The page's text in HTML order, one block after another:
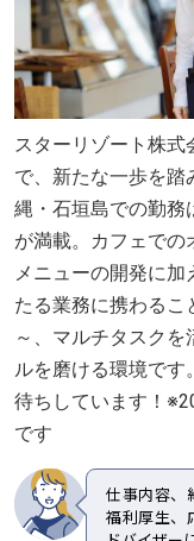
スターリゾート株式
で、新たな一歩を踏
縄・石垣島での勤務
が満載。カフェでの
メニューの開発に
たる業務に携わるこ
～、マルチタスク
ルを磨ける環境です
待ちしています！
です
仕事内容、
福利厚生、